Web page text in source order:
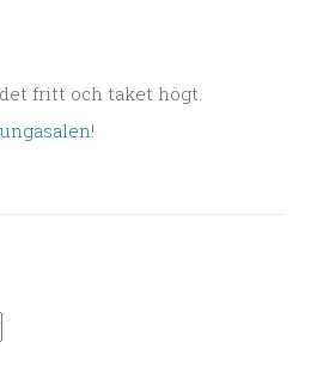
fritt och taket högt.
!